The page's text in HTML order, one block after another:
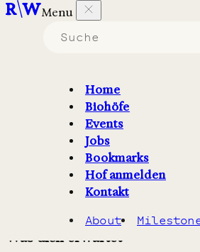
Menu
Home
Biohöfe
Events
Jobs
Bookmarks
Hof anmelden
Kontakt
About
Gut Haidehof
Hofladenleitung
Für unseren Hofladen auf Gut
Stellenbeschreibung
Gut Haidehof liegt in Wedel,
zahlreiche Gemüsesorten,
Was dich erwartet